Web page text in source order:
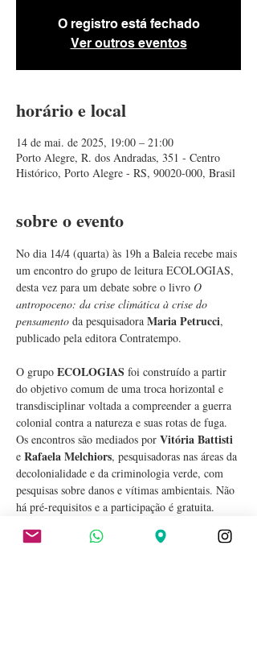
O registro está fechado
Ver outros eventos
horário e local
14 de mai. de 2025, 19:00 – 21:00
Porto Alegre, R. dos Andradas, 351 - Centro
Histórico, Porto Alegre - RS, 90020-000, Brasil
sobre o evento
No dia 14/4 (quarta) às 19h a Baleia recebe mais
um encontro do grupo de leitura ECOLOGIAS,
desta vez para um debate sobre o livro O
antropoceno: da crise climática à crise do
pensamento da pesquisadora Maria Petrucci,
publicado pela editora Contratempo.
O grupo ECOLOGIAS foi construído a partir
do objetivo comum de uma troca horizontal e
transdisciplinar voltada a compreender a guerra
colonial contra a natureza e suas rotas de fuga.
Os encontros são mediados por Vitória Battisti
e Rafaela Melchiors, pesquisadoras nas áreas da
decolonialidade e da criminologia verde, com
pesquisas sobre danos e vítimas ambientais. Não
há pré-requisitos e a participação é gratuita.
Saiba mais sobre o livro: